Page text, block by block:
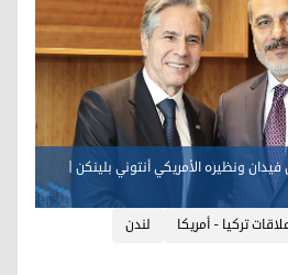
فيدان ونظيره الأمريكي أنتوني بلينكن |
تركيا - أمريكا
لندن